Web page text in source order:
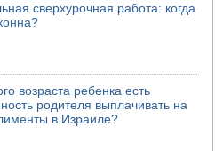
погиб велосипедист
о нападении хуситов
сверхурочная работа: когда
возраста ребенка есть
родителя выплачивать на
в Израиле?